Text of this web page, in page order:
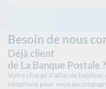
Besoin de nous
Déjà client
de La Banque Postale ?
Votre chargé d'affaires
téléphone pour vous